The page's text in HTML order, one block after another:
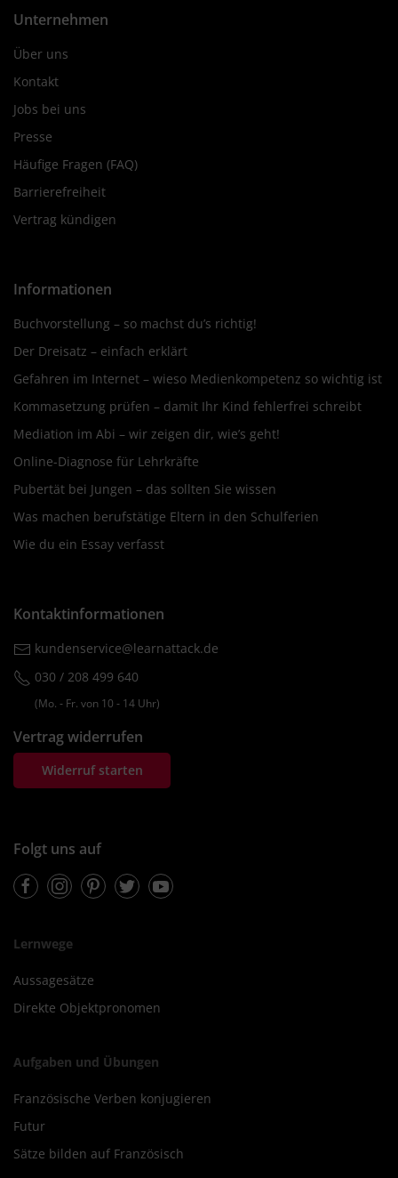
Unternehmen
Über uns
Kontakt
Jobs bei uns
Presse
Häufige Fragen (FAQ)
Barrierefreiheit
Vertrag kündigen
Informationen
Buchvorstellung – so machst du’s richtig!
Der Dreisatz – einfach erklärt
Gefahren im Internet – wieso Medienkompetenz so wichtig ist
Kommasetzung prüfen – damit Ihr Kind fehlerfrei schreibt
Mediation im Abi – wir zeigen dir, wie’s geht!
Online-Diagnose für Lehrkräfte
Pubertät bei Jungen – das sollten Sie wissen
Was machen berufstätige Eltern in den Schulferien
Wie du ein Essay verfasst
Kontaktinformationen
kundenservice@learnattack.de
030 / 208 499 640
(Mo. ‐ Fr. von 10 ‐ 14 Uhr)
Vertrag widerrufen
Widerruf starten
Folgt uns auf
FacebookInstagramPinterestTwitterYoutube
Lernwege
Aussagesätze
Direkte Objektpronomen
Aufgaben und Übungen
Französische Verben konjugieren
Futur
Sätze bilden auf Französisch